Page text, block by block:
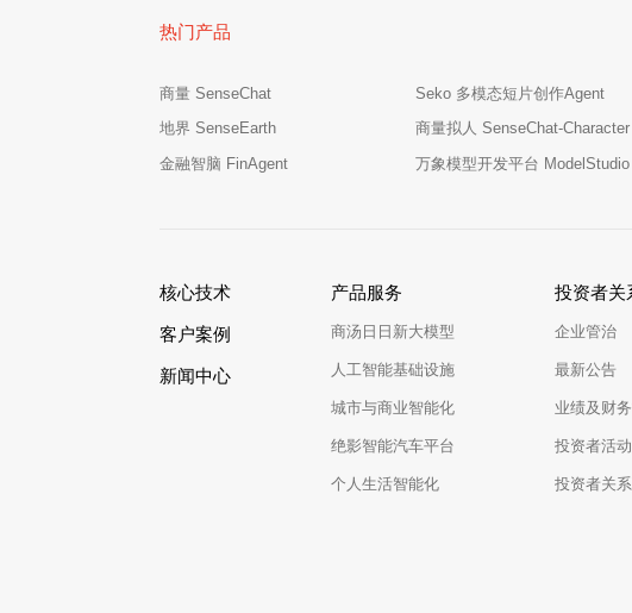
热门产品
商量 SenseChat Seko 多模态短片创作Agent
地界 SenseEarth
商量拟人 SenseChat-Character
金融智脑 FinAgent
万象模型开发平台 ModelStudio
核心技术
客户案例
新闻中心
产品服务
商汤日日新大模型
人工智能基础设施
城市与商业智能化
绝影智能汽车平台
个人生活智能化
投资者关
企业管治
最新公告
业绩及财
投资者活动
投资者关